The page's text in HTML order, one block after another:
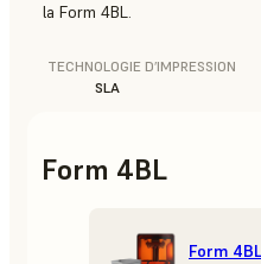
la Form 4BL.
TECHNOLOGIE D’IMPRESSION
SLA
Form 4BL
Form